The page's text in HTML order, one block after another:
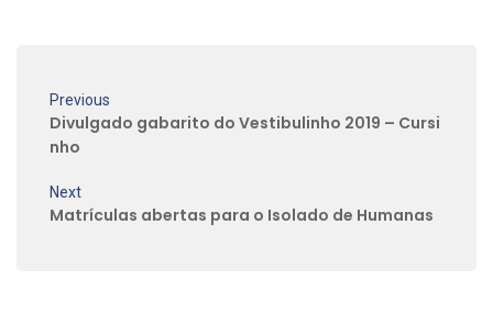
Previous
Divulgado gabarito do Vestibulinho 2019 – Cursi
nho
Next
Matrículas abertas para o Isolado de Humanas